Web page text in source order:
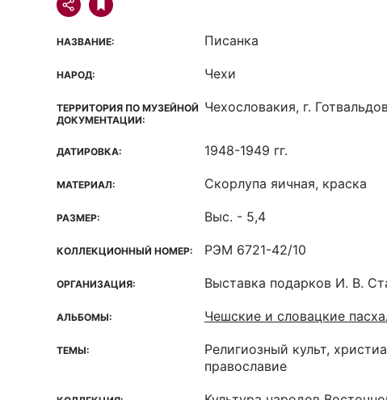
НАЗВАНИЕ: Писанка
НАРОД: Чехи
ТЕРРИТОРИЯ ПО МУЗЕЙНОЙ
ДОКУМЕНТАЦИИ:
Чехословакия, г.
ДАТИРОВКА: 1948-1949 гг.
МАТЕРИАЛ: Скорлупа яичная, краска
РАЗМЕР: Выс. - 5,4
КОЛЛЕКЦИОННЫЙ НОМЕР: РЭМ 6721-42/10
ОРГАНИЗАЦИЯ: Выставка подарков И. В.
АЛЬБОМЫ: Чешские и словацкие
ТЕМЫ:
Религиозный культ,
православие